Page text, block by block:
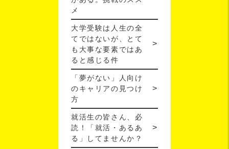
メ
大学受験は人生の全
てではないが、とて
も大事な要素ではあ
ると感じる件
「夢がない」人向け
のキャリアの見つけ
方
就活生の皆さん、必
読！「就活・あるあ
る」してませんか？